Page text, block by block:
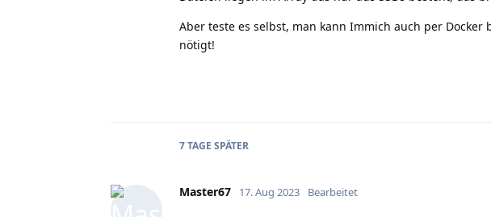
Aber teste es selbst, man kann Immich auch per
nötigt!
7 TAGE SPÄTER
Master67 17. Aug 2023 Bearbeitet